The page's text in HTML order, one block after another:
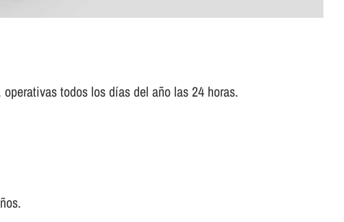
todos los dí­as del año las 24 horas.